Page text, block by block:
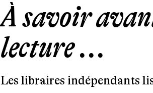
À savoir
lecture ...
Les libraires indépendants